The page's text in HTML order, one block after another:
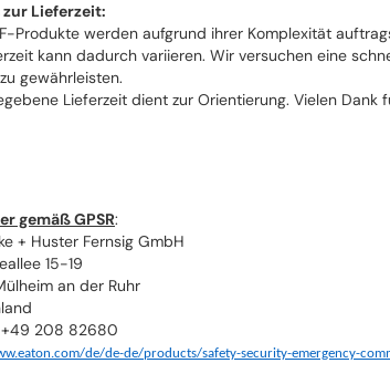
zur Lieferzeit:
Produkte werden aufgrund ihrer Komplexität
kann dadurch variieren. Wir versuchen eine
gewährleisten.
Lieferzeit dient zur Orientierung. Vielen Dank
gemäß GPSR:
+ Huster Fernsig GmbH
15-19
an der Ruhr
+49 208 82680
de/de-de/products/safety-security-emergency-